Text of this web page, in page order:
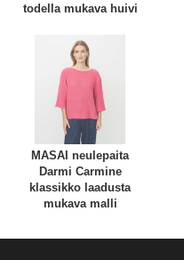
todella mukava huivi
MASAI neulepaita
Darmi Carmine
klassikko laadusta
mukava malli